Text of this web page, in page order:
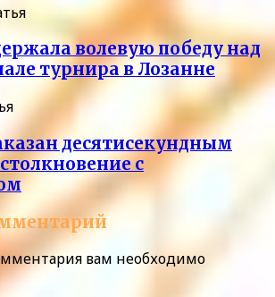
волевую победу над
турнира в Лозанне
десятисекундным
с
вам необходимо